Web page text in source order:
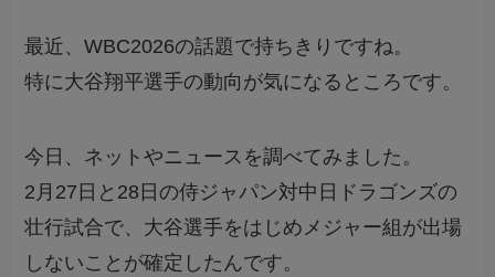
最近、WBC2026の話題で持ちきりですね。
特に大谷翔平選手の動向が気になるところです。
今日、ネットやニュースを調べてみました。
2月27日と28日の侍ジャパン対中日ドラゴンズの
壮行試合で、大谷選手をはじめメジャー組が出場
しないことが確定したんです。